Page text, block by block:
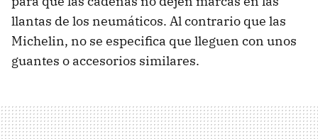
llantas de los neumáticos. Al contrario que las
Michelin, no se especifica que lleguen con unos
guantes o accesorios similares.